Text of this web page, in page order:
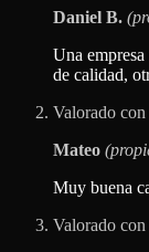
Daniel B.
Una
de calidad,
Valorado con
Mateo
Muy buena
Valorado con